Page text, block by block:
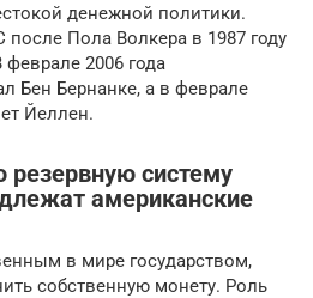
денежной политики.
после Пола Волкера в 1987 году
2006 года
Бен Бернанке, а в феврале
Йеллен.
систему
американские
в мире государством,
собственную монету. Роль